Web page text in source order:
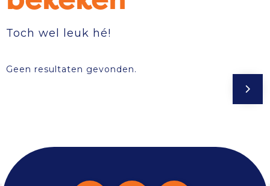
Toch wel leuk hé!
Geen resultaten gevonden.